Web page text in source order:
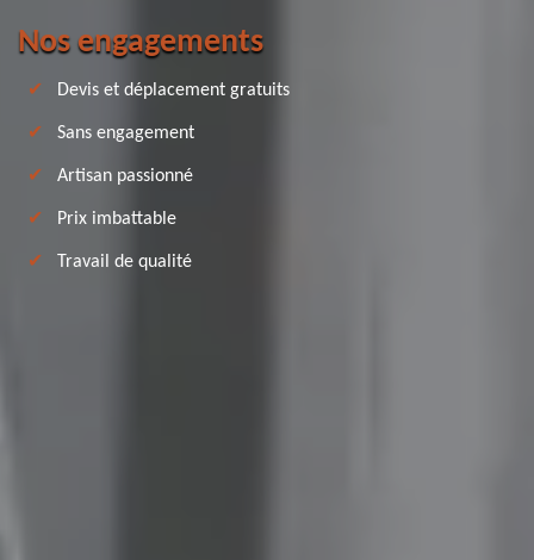
Nos engagements
Devis et déplacement gratuits
Sans engagement
Artisan passionné
Prix imbattable
Travail de qualité